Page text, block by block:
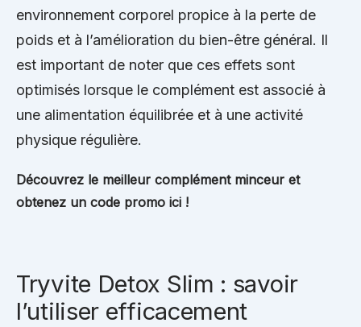
environnement corporel propice à la perte de
poids et à l’amélioration du bien-être général. Il
est important de noter que ces effets sont
optimisés lorsque le complément est associé à
une alimentation équilibrée et à une activité
physique régulière.
Découvrez le meilleur complément minceur et
obtenez un code promo ici !
Tryvite Detox Slim : savoir
l’utiliser efficacement